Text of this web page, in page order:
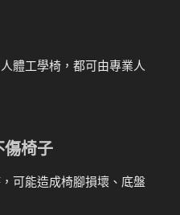
體工學椅，都可由專業人
椅子
可能造成椅腳損壞、底盤